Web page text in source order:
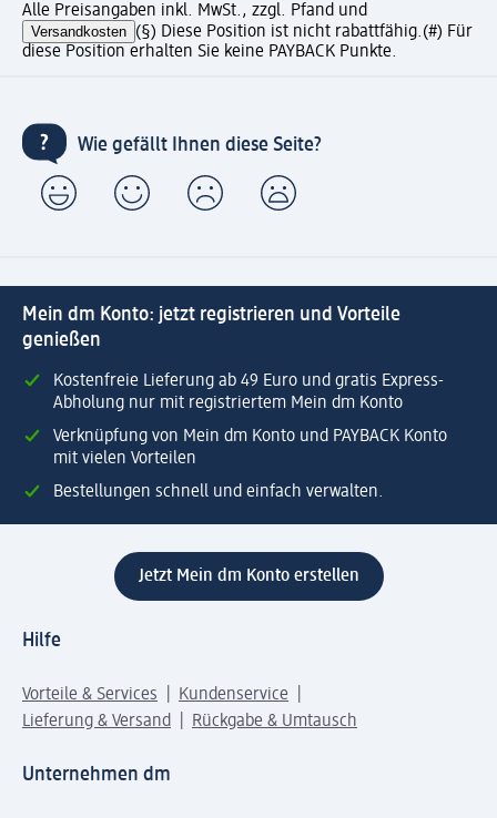
Alle Preisangaben inkl. MwSt., zzgl. Pfand und
Versandkosten (§) Diese Position ist nicht rabattfähig.(#) Für
diese Position erhalten Sie keine PAYBACK Punkte.
Wie gefällt Ihnen diese Seite?
Mein dm Konto: jetzt registrieren und Vorteile
genießen
Kostenfreie Lieferung ab 49 Euro und gratis Express-
Abholung nur mit registriertem Mein dm Konto
Verknüpfung von Mein dm Konto und PAYBACK Konto
mit vielen Vorteilen
Bestellungen schnell und einfach verwalten.
Jetzt Mein dm Konto erstellen
Hilfe
Vorteile & Services
Kundenservice
Lieferung & Versand
Rückgabe & Umtausch
Unternehmen dm